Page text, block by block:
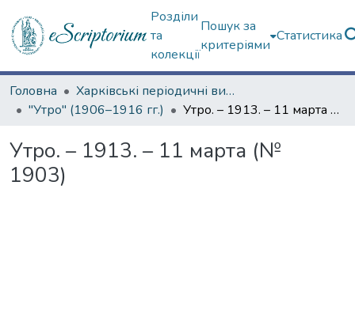
Розділи
та
колекції
Пошук за
критеріями
Статистика
Головна
Харківські періодичні видання
"Утро" (1906–1916 гг.)
Утро. – 1913. – 11 марта (№ 1903)
Утро. – 1913. – 11 марта (№
1903)